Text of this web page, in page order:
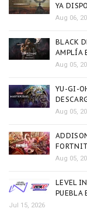
YA
Aug 06,
BLACK
AMPLÍA
Aug 05,
YU-GI-
Aug 05,
Aug 05,
LEVEL
PUEBLA
Jul 15, 2026